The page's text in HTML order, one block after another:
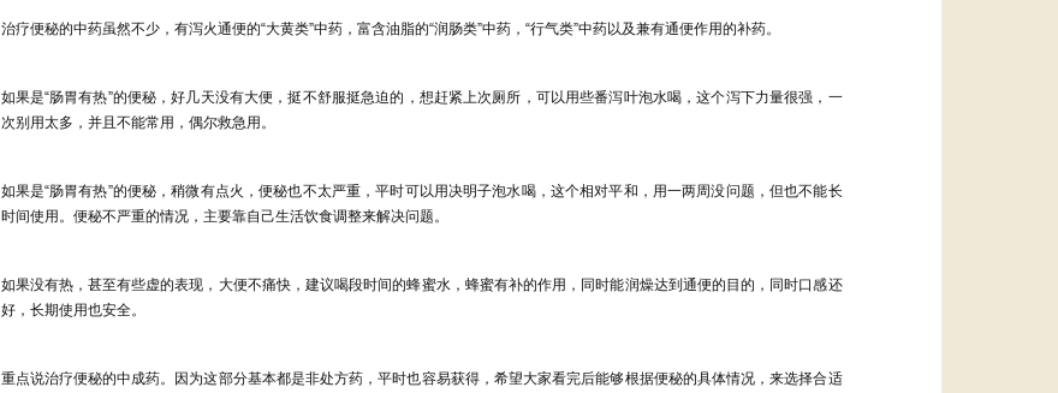
治疗便秘的中药虽然不少， 有泻火通便的“大黄类”中药，富含油脂的“润肠类”中药， “行气类”中药以及兼有通便作用的补药。
如果是“肠胃有热”的便秘，好几天没有大便，挺不舒服挺急迫的，想赶紧上次厕所，可以用些番泻叶泡水喝，这个泻下力量很强，一
次别用太多，并且不能常用，偶尔救急用。
如果是“肠胃有热”的便秘，稍微有点火，便秘也不太严重，平时可以用决明子泡水喝，这个相对平和，用一两周没问题，但也不能长
时间使用。便秘不严重的情况，主要靠自己生活饮食调整来解决问题。
如果没有热，甚至有些虚的表现，大便不痛快，建议喝段时间的蜂蜜水，蜂蜜有补的作用，同时能润燥达到通便的目的，同时口感还
好，长期使用也安全。
重点说治疗便秘的中成药。因为这部分基本都是非处方药，平时也容易获得，希望大家看完后能够根据便秘的具体情况，来选择合适